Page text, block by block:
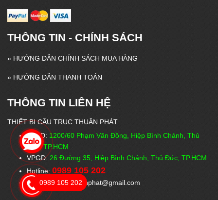
THÔNG TIN - CHÍNH SÁCH
» HƯỚNG DẪN CHÍNH SÁCH MUA HÀNG
» HƯỚNG DẪN THANH TOÁN
THÔNG TIN LIÊN HỆ
THIẾT BỊ CẦU TRỤC THUẬN PHÁT
VPĐD: 1200/60 Phạm Văn Đồng, Hiệp Bình Chánh, Thủ
Đức, TP.HCM
VPGD: 26 Đường 35, Hiệp Bình Chánh, Thủ Đức, TP.HCM
Hotline: 0989 105 202
Email: cautructhuanphat@gmail.com
0989 105 202